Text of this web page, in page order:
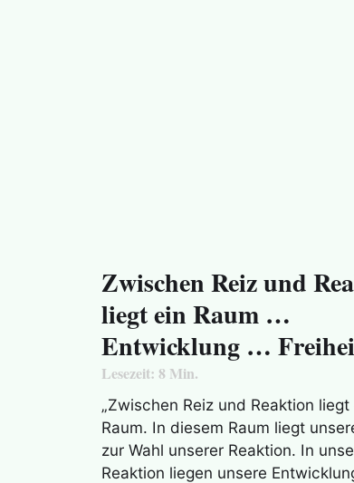
Zwischen Reiz und
liegt ein Raum …
Entwicklung …
Lesezeit: 8 Min.
„Zwischen Reiz und Reaktion liegt
Raum. In diesem Raum liegt
zur Wahl unserer Reaktion. In
Reaktion liegen unsere